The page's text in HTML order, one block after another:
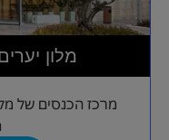
מלון
מרכז הכנסים של